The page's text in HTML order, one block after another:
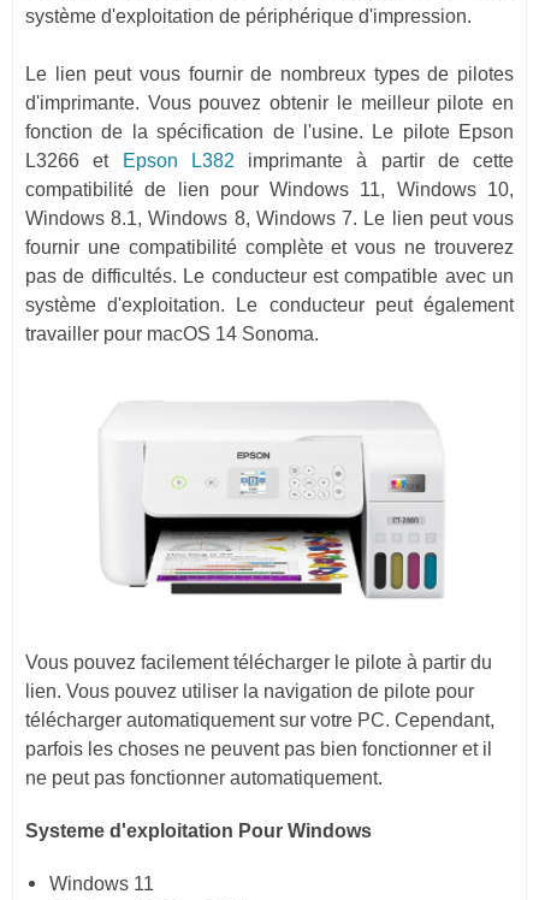
système d'exploitation de périphérique d'impression.
Le lien peut vous fournir de nombreux types de pilotes
d'imprimante. Vous pouvez obtenir le meilleur pilote en
fonction de la spécification de l'usine. Le pilote Epson
L3266 et
Epson L382
imprimante à partir de cette
compatibilité de lien pourWindows 11, Windows 10,
Windows 8.1, Windows 8, Windows 7. Le lien peut vous
fournir une compatibilité complète et vous ne trouverez
pas de difficultés. Le conducteur est compatible avec un
système d'exploitation. Le conducteur peut également
travailler pour macOS 14 Sonoma.
Vous pouvez facilement télécharger le pilote à partir du
lien. Vous pouvez utiliser la navigation de pilote pour
télécharger automatiquement sur votre PC. Cependant,
parfois les choses ne peuvent pas bien fonctionner et il
ne peut pas fonctionner automatiquement.
Systeme d'exploitation Pour Windows
Windows 11